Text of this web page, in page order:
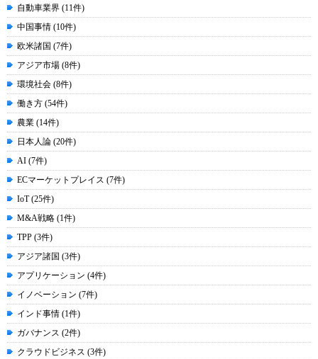
自動車業界 (11件)
中国事情 (10件)
欧米諸国 (7件)
アジア市場 (8件)
環境社会 (8件)
働き方 (54件)
農業 (14件)
日本人論 (20件)
AI (7件)
ECマーケットプレイス (7件)
IoT (25件)
M&A戦略 (1件)
TPP (3件)
アジア諸国 (3件)
アプリケーション (4件)
イノベーション (7件)
インド事情 (1件)
ガバナンス (2件)
クラウドビジネス (3件)